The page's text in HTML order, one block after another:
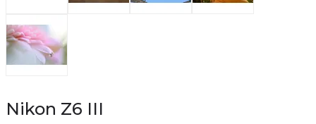
Nikon Z6 III